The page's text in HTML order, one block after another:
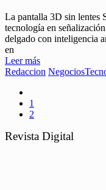
La pantalla 3D sin lentes
tecnología en
delgado con inteligencia
en
Leer más
Redaccion Negocios
1
2
Revista Digital